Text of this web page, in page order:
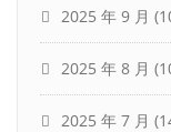
2025 年 9 月
2025 年 8 月
2025 年 7 月